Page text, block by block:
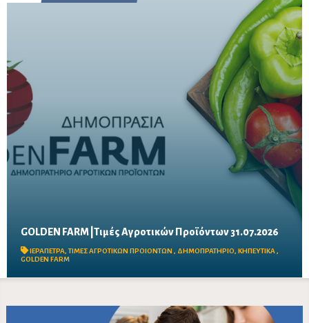
GOLDEN FARM |Τιμές Αγροτικών Προϊόντων 31.07.2026
ΙΕΡΑΠΕΤΡΑ,ΤΙΜΕΣ ΑΓΡΟΤΙΚΩΝ ΠΡΟΙΟΝΤΩΝ , ΔΗΜΟΠΡΑΤΗΡΙΟ, ΚΗΠΕΥΤΙΚΑ ,
GOLDEN FARM